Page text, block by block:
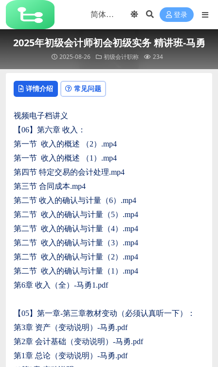
登录
2025年初级会计师初会初级实务 精讲班-马勇
2025-08-26 初级会计职称 234
详情介绍 常见问题
视频电子档讲义
【06】第六章 收入：
第一节 收入的概述 （2）.mp4
第一节 收入的概述 （1）.mp4
第四节 特定交易的会计处理.mp4
第三节 合同成本.mp4
第二节 收入的确认与计量（6）.mp4
第二节 收入的确认与计量（5）.mp4
第二节 收入的确认与计量（4）.mp4
第二节 收入的确认与计量（3）.mp4
第二节 收入的确认与计量（2）.mp4
第二节 收入的确认与计量（1）.mp4
第6章 收入（全）-马勇1.pdf
【05】第一章-第三章教材变动（必须认真听一下）：
第3章 资产（变动说明）-马勇.pdf
第2章 会计基础（变动说明）-马勇.pdf
第1章 总论（变动说明）-马勇.pdf